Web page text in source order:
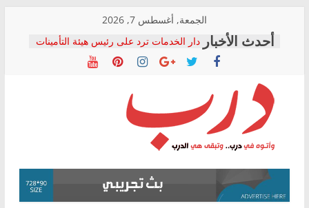
content
الجمعة, أغسطس 7, 2026
دار الخدمات ترد على رئيس هيئة التأمينات
بعد مؤتمره الصحفي: إنكار الأزمة لا ينهي
معاناة أصحاب المعاشات.. ونطالب بكشف
فرحات سليمان يكتب: القطاع الصحي إلى
أين؟
حزب التحالف الشعبي يطلق لجنة “الحق
في الصحة” بالإسكندرية لرصد الانتهاكات
ودعم المرضى
الوزاري لمدينة الصحفيين.. وانتهاء أعمال
إنشاء المبنى الإداري
درب
وأتوه
درب..